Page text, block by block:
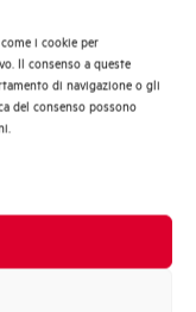
i cookie per
Il consenso a queste
di navigazione o gli
del consenso possono
per trovare
e procedure. Ti
di più?